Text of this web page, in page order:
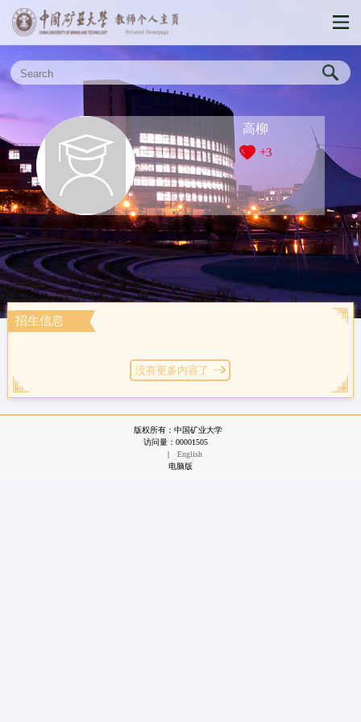
高柳
+3
招生信息
没有更多内容了
版权所有：中国矿业大学
访问量： 00001505
|
English
电脑版